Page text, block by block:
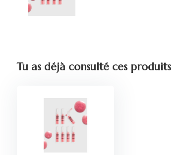
Tu as déjà consulté ces produits